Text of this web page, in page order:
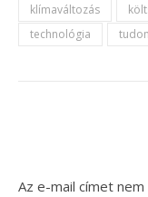
klímaváltozás
technológia
Az e-mail címet